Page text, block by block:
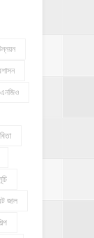
এনজিও
জাল